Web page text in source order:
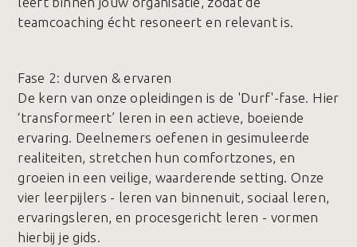
teamcoaching écht resoneert en relevant is.
Fase 2️: durven & ervaren
De kern van onze opleidingen is de 'Durf'-fase. Hier
‘transformeert’ leren in een actieve, boeiende
ervaring. Deelnemers oefenen in gesimuleerde
realiteiten, stretchen hun comfortzones, en
groeien in een veilige, waarderende setting. Onze
vier leerpijlers - leren van binnenuit, sociaal leren,
ervaringsleren, en procesgericht leren - vormen
hierbij je gids.